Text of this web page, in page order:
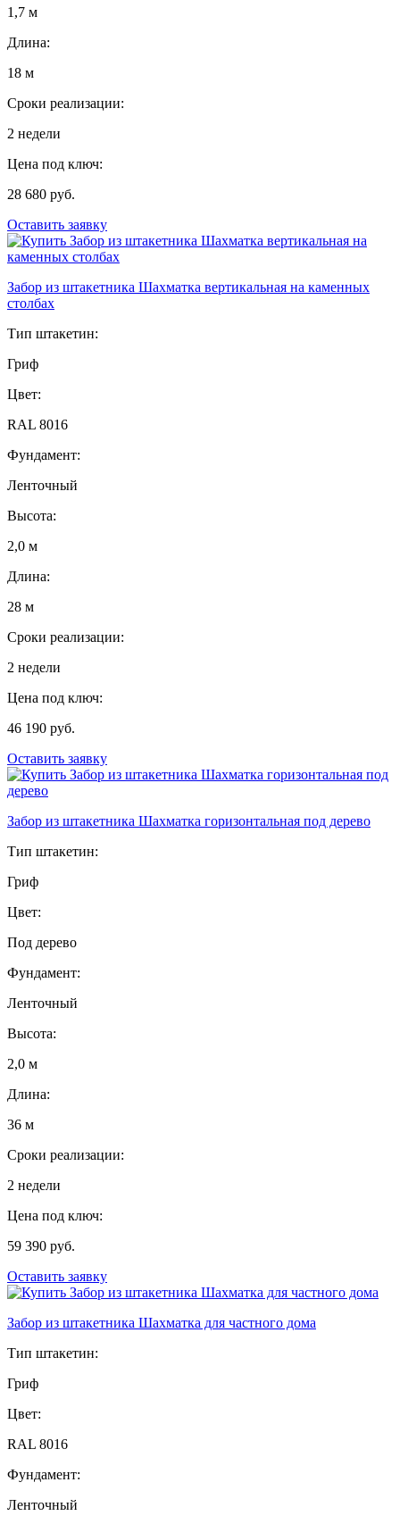
1,7 м
Длина:
18 м
Сроки реализации:
2 недели
Цена под ключ:
28 680 руб.
Оставить заявку
Забор из штакетника Шахматка вертикальная на каменных
столбах
Тип штакетин:
Гриф
Цвет:
RAL 8016
Фундамент:
Ленточный
Высота:
2,0 м
Длина:
28 м
Сроки реализации:
2 недели
Цена под ключ:
46 190 руб.
Оставить заявку
Забор из штакетника Шахматка горизонтальная под дерево
Тип штакетин:
Гриф
Цвет:
Под дерево
Фундамент:
Ленточный
Высота:
2,0 м
Длина:
36 м
Сроки реализации:
2 недели
Цена под ключ:
59 390 руб.
Оставить заявку
Забор из штакетника Шахматка для частного дома
Тип штакетин:
Гриф
Цвет:
RAL 8016
Фундамент:
Ленточный